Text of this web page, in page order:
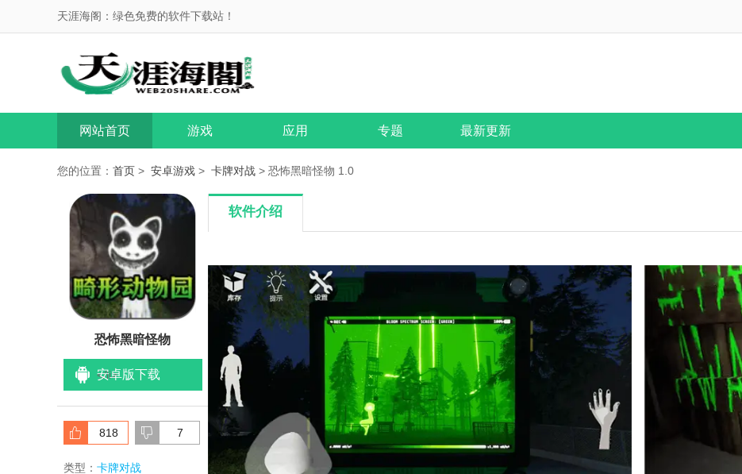
天涯海阁：绿色免费的软件下载站！
网站首页 游戏 应用 专题 最新更新
您的位置： 首页 > 安卓游戏 > 卡牌对战 > 恐怖黑暗怪物 1.0
恐怖黑暗怪物
安卓版下载
</li>
818 7
类型： 卡牌对战
软件介绍